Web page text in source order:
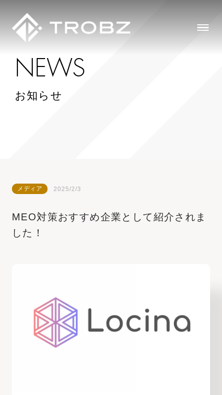
N EWS
お知らせ
メディア 2025/2/3
MEO対策おすすめ企業として紹介されま
した！